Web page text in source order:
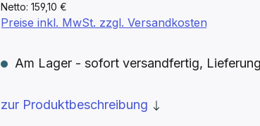
Netto: 159,10 €
Preise inkl. MwSt. zzgl. Versandkosten
Am Lager - sofort versandfertig,
zur Produktbeschreibung